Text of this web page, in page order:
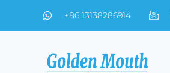
+86 13138286914